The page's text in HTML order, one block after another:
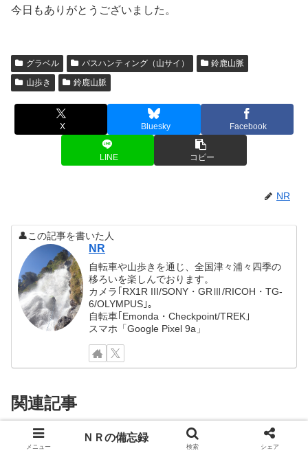
今日もありがとうございました。
グラベル パスハンティング（山サイ）
鈴鹿山脈
山歩き
鈴鹿山脈
X Bluesky Facebook
LINE コピー
NR
👤この記事を書いた人
NR
自転車や山歩きを通じ、全国津々浦々四季の
移ろいを楽しんでおります。
カメラ｢RX1R III/SONY・GRⅢ/RICOH・TG-
6/OLYMPUS｣。
自転車｢Emonda・Checkpoint/TREK｣
スマホ「Google Pixel 9a」
関連記事
グラベル
【グラベル】養老山地の杣道「軽
メニュー
ＮＲの備忘録
検索 シェア